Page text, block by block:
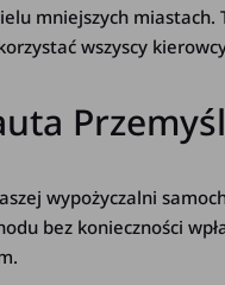
mniejszych
wszyscy
wypożyczalni
bez konieczności